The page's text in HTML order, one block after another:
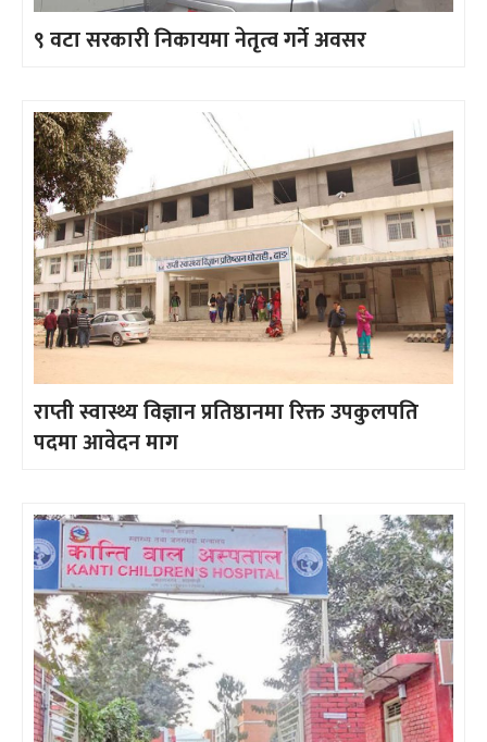
९ वटा सरकारी निकायमा नेतृत्व गर्ने अवसर
राप्ती स्वास्थ्य विज्ञान प्रतिष्ठानमा रिक्त उपकुलपति
पदमा आवेदन माग